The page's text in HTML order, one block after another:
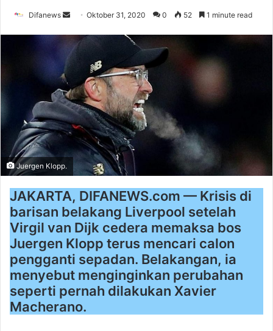
Difanews
Send
email
Oktober 31, 2020 0 52 1 minute read
Juergen Klopp.
JAKARTA, DIFANEWS.com — Krisis di
barisan belakang Liverpool setelah
Virgil van Dijk cedera memaksa bos
Juergen Klopp terus mencari calon
pengganti sepadan. Belakangan, ia
menyebut menginginkan perubahan
seperti pernah dilakukan Xavier
Macherano.